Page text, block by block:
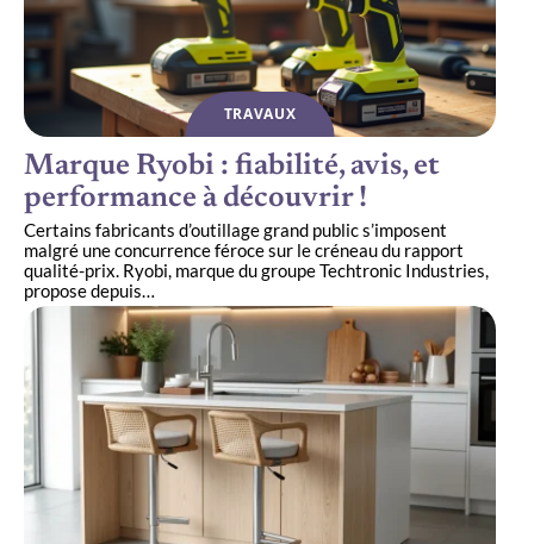
TRAVAUX
Marque Ryobi : fiabilité, avis, et
performance à découvrir !
Certains fabricants d’outillage grand public s’imposent
malgré une concurrence féroce sur le créneau du rapport
qualité-prix. Ryobi, marque du groupe Techtronic Industries,
propose depuis…